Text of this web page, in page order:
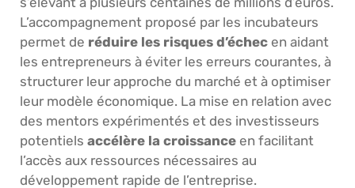
L’accompagnement proposé par les incubateurs
permet de réduire les risques d’échec en aidant
les entrepreneurs à éviter les erreurs courantes, à
structurer leur approche du marché et à optimiser
leur modèle économique. La mise en relation avec
des mentors expérimentés et des investisseurs
potentiels accélère la croissance en facilitant
l’accès aux ressources nécessaires au
développement rapide de l’entreprise.